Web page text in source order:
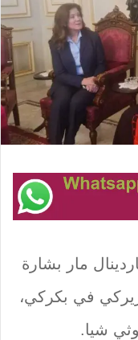
مار بشارة
في بكركي،
شيا.